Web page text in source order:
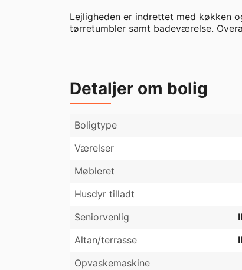
Lejligheden er indrettet med køkken
tørretumbler samt badeværelse.
Detaljer om bolig
Boligtype
Værelser
Møbleret
Husdyr tilladt
Seniorvenlig
Altan/terrasse
Opvaskemaskine